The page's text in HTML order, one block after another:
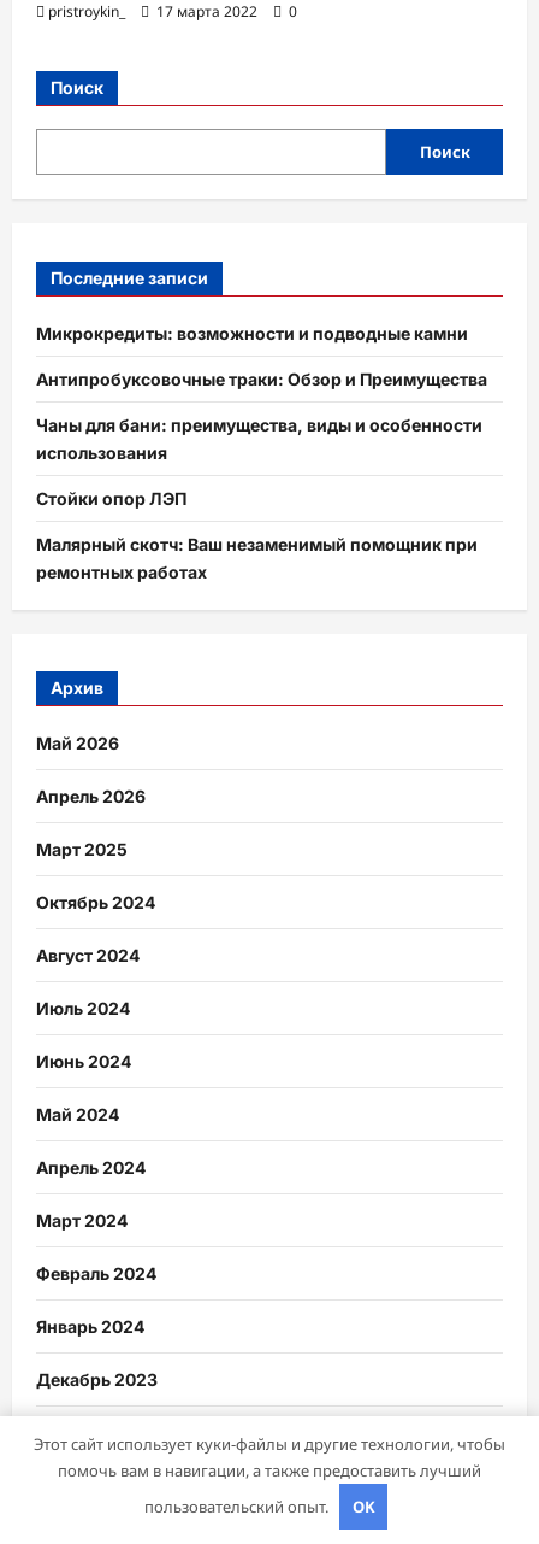
pristroykin_ 17 марта 2022 0
Поиск
Поиск
Последние записи
Микрокредиты: возможности и подводные камни
Антипробуксовочные траки: Обзор и Преимущества
Чаны для бани: преимущества, виды и особенности
использования
Стойки опор ЛЭП
Малярный скотч: Ваш незаменимый помощник при
ремонтных работах
Архив
Май 2026
Апрель 2026
Март 2025
Октябрь 2024
Август 2024
Июль 2024
Июнь 2024
Май 2024
Апрель 2024
Март 2024
Февраль 2024
Январь 2024
Декабрь 2023
Этот сайт использует куки-файлы и другие технологии, чтобы
помочь вам в навигации, а также предоставить лучший
пользовательский опыт.
OK